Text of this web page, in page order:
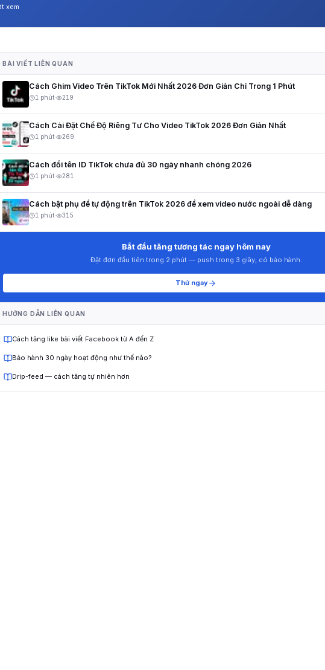
xem
BÀI VIẾT LIÊN QUAN
Cách Ghim Video Trên TikTok Mới Nhất 2026 Đơn Giản Chỉ Trong 1 Phút
1 phút· 219
Cách Cài Đặt Chế Độ Riêng Tư Cho Video TikTok 2026 Đơn Giản Nhất
1 phút· 269
Cách đổi tên ID TikTok chưa đủ 30 ngày nhanh chóng 2026
1 phút· 281
Cách bật phụ đề tự động trên TikTok 2026 để xem video nước ngoài dễ dàng
1 phút· 315
Bắt đầu tăng tương tác ngay hôm nay
Đặt đơn đầu tiên trong 2 phút — push trong 3 giây, có bảo hành.
Thử ngay
HƯỚNG DẪN LIÊN QUAN
Cách tăng like bài viết Facebook từ A đến Z
Bảo hành 30 ngày hoạt động như thế nào?
Drip-feed — cách tăng tự nhiên hơn